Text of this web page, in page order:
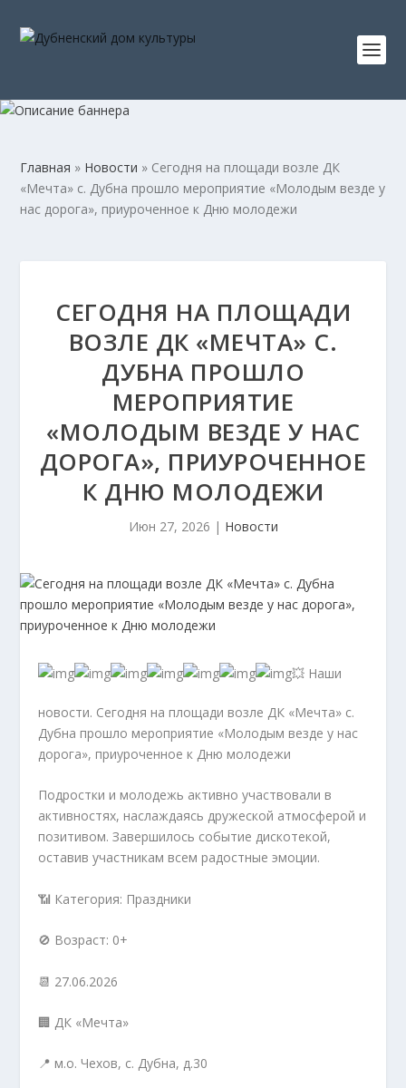
Главная » Новости » Сегодня на площади возле ДК
«Мечта» с. Дубна прошло мероприятие «Молодым везде у
нас дорога», приуроченное к Дню молодежи
СЕГОДНЯ НА ПЛОЩАДИ
ВОЗЛЕ ДК «МЕЧТА» С.
ДУБНА ПРОШЛО
МЕРОПРИЯТИЕ
«МОЛОДЫМ ВЕЗДЕ У НАС
ДОРОГА», ПРИУРОЧЕННОЕ
К ДНЮ МОЛОДЕЖИ
Июн 27, 2026 | Новости
💥 Наши
новости. Сегодня на площади возле ДК «Мечта» с.
Дубна прошло мероприятие «Молодым везде у нас
дорога», приуроченное к Дню молодежи
Подростки и молодежь активно участвовали в
активностях, наслаждаясь дружеской атмосферой и
позитивом. Завершилось событие дискотекой,
оставив участникам всем радостные эмоции.
📶 Категория: Праздники
🚫 Возраст: 0+
📆 27.06.2026
🏢 ДК «Мечта»
📍 м.о. Чехов, с. Дубна, д.30